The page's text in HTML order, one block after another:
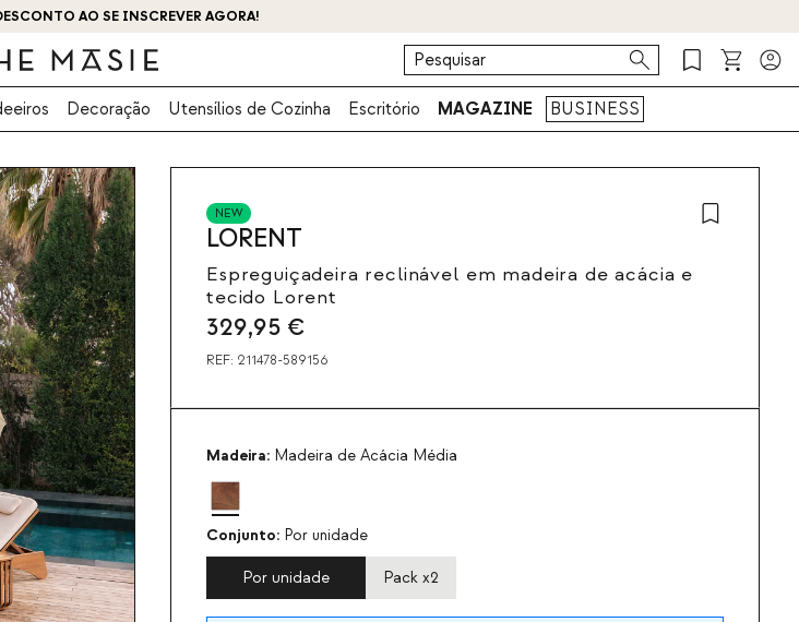
AO SE INSCREVER AGORA!
Decoração Utensílios de Cozinha Escritório MAGAZINE BUSINESS
NEW
LORENT
Espreguiçadeira reclinável em madeira de acácia e
tecido Lorent
329,95 €
REF: 211478-589156
Madeira: Madeira de Acácia Média
Conjunto: Por unidade
Por unidade Pack x2